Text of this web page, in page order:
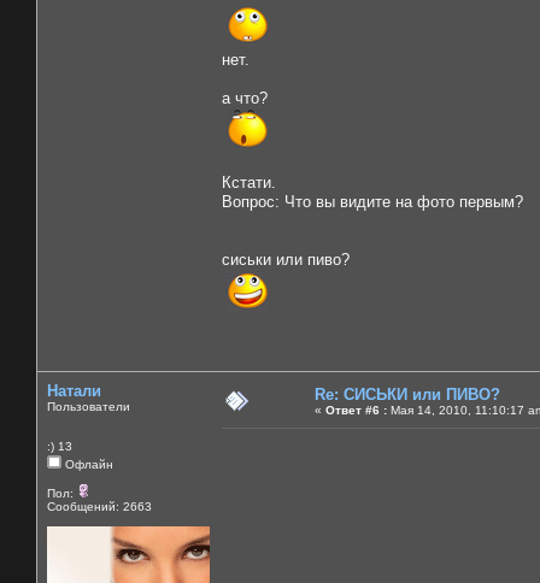
нет.
а что?
Кстати.
Вопрос: Что вы видите на фото первым?
сиськи или пиво?
Натали
Пользователи
:) 13
Офлайн
Пол:
Сообщений: 2663
Re: СИСЬКИ или ПИВО?
« Ответ #6 : Мая 14, 2010, 11:10:17